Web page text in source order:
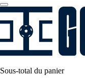
Sous-total du panier